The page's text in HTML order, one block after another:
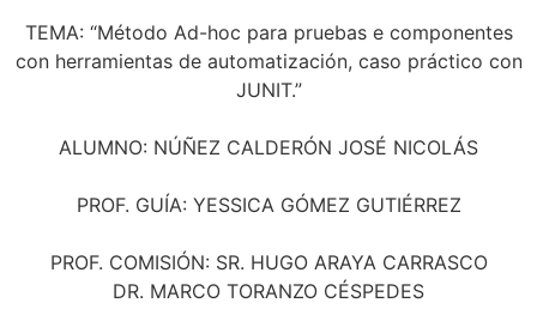
TEMA: “Método Ad-hoc para pruebas e componentes
con herramientas de automatización, caso práctico con
JUNIT.”
ALUMNO: NÚÑEZ CALDERÓN JOSÉ NICOLÁS
PROF. GUÍA: YESSICA GÓMEZ GUTIÉRREZ
PROF. COMISIÓN: SR. HUGO ARAYA CARRASCO
DR. MARCO TORANZO CÉSPEDES